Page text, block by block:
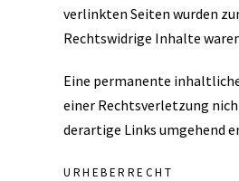
verlinkten Seiten wurden
Rechtswidrige Inhalte
Eine permanente
einer Rechtsverletzung
derartige Links umgehend
URHEBERRECHT